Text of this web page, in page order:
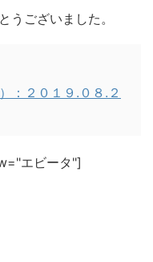
うございました。
：２０１９.０８.２
エビータ"]